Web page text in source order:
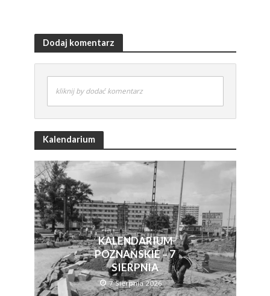
Dodaj komentarz
kliknij by dodać komentarz
Kalendarium
KALENDARIUM
POZNAŃSKIE – 7
SIERPNIA
7 Sierpnia 2026